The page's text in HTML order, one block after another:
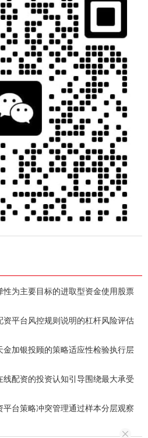
为主要目标的进取型资金使用股票
平台风控规则说明的杠杆风险评估
加银投顾的策略适应性检验执行层
配资的投资认知引导围绕最大承受
台策略冲突管理通过样本分层观察